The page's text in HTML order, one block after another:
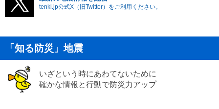
tenki.jp公式X（旧Twitter）をご利用ください。
「知る防災」地震
いざという時にあわてないために
確かな情報と行動で防災力アップ